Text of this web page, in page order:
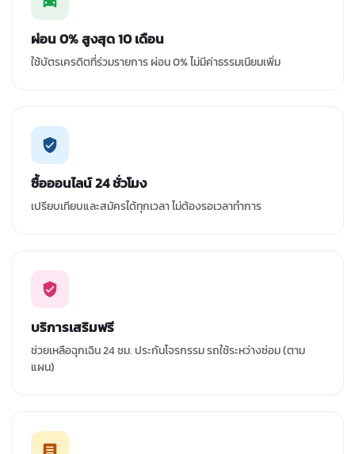
ผ่อน 0% สูงสุด 10 เดือน
ใช้บัตรเครดิตที่ร่วมรายการ ผ่อน 0% ไม่มีค่าธรรมเนียมเพิ่ม
ซื้อออนไลน์ 24 ชั่วโมง
เปรียบเทียบและสมัครได้ทุกเวลา ไม่ต้องรอเวลาทำการ
บริการเสริมฟรี
ช่วยเหลือฉุกเฉิน 24 ชม. ประกันโจรกรรม รถใช้ระหว่างซ่อม (ตาม
แผน)